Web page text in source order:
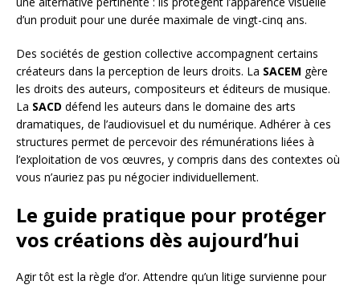
d’un produit pour une durée maximale de vingt-cinq ans.
Des sociétés de gestion collective accompagnent certains
créateurs dans la perception de leurs droits. La SACEM gère
les droits des auteurs, compositeurs et éditeurs de musique.
La SACD défend les auteurs dans le domaine des arts
dramatiques, de l’audiovisuel et du numérique. Adhérer à ces
structures permet de percevoir des rémunérations liées à
l’exploitation de vos œuvres, y compris dans des contextes où
vous n’auriez pas pu négocier individuellement.
Le guide pratique pour protéger
vos créations dès aujourd’hui
Agir tôt est la règle d’or. Attendre qu’un litige survienne pour